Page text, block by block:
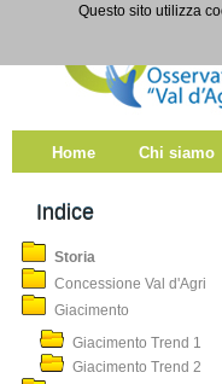
Salta al contenuto
Home Chi siamo
Indice
Storia
Concessione Val d'Agri
Giacimento
Giacimento Trend 1
Giacimento Trend 2
Questo sito utilizza